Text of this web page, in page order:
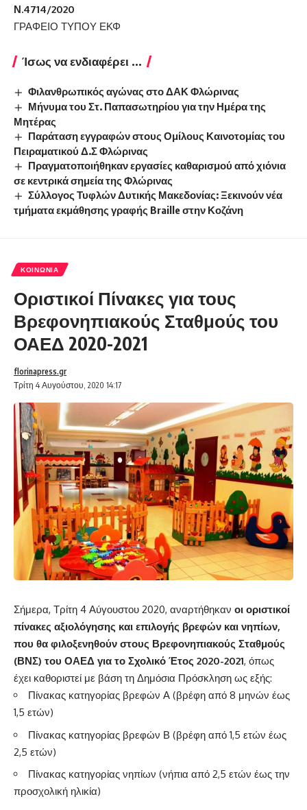
Ν.4714/2020
ΓΡΑΦΕΙΟ ΤΥΠΟΥ ΕΚΦ
Ίσως να ενδιαφέρει ...
Φιλανθρωπικός αγώνας στο ΔΑΚ Φλώρινας
Μήνυμα του Στ. Παπασωτηρίου για την Ημέρα της
Μητέρας
Παράταση εγγραφών στους Ομίλους Καινοτομίας του
Πειραματικού Δ.Σ Φλώρινας
Πραγματοποιήθηκαν εργασίες καθαρισμού από χιόνια
σε κεντρικά σημεία της Φλώρινας
Σύλλογος Τυφλών Δυτικής Μακεδονίας: Ξεκινούν νέα
τμήματα εκμάθησης γραφής Braille στην Κοζάνη
ΚΟΙΝΩΝΊΑ
Οριστικοί Πίνακες για τους
Βρεφονηπιακούς Σταθμούς του
ΟΑΕΔ 2020-2021
Τρίτη 4 Αυγούστου, 2020 14:17
florinapress.gr
Σήμερα, Τρίτη 4 Αύγουστου 2020, αναρτήθηκαν οι οριστικοί
πίνακες αξιολόγησης και επιλογής βρεφών και νηπίων,
που θα φιλοξενηθούν στους Βρεφονηπιακούς Σταθμούς
(ΒΝΣ) του ΟΑΕΔ για το Σχολικό Έτος 2020-2021, όπως
έχει καθοριστεί με βάση τη Δημόσια Πρόσκληση ως εξής:
Πίνακας κατηγορίας βρεφών Α (βρέφη από 8 μηνών έως
1,5 ετών)
Πίνακας κατηγορίας βρεφών Β (βρέφη από 1,5 ετών έως
2,5 ετών)
Πίνακας κατηγορίας νηπίων (νήπια από 2,5 ετών έως την
προσχολική ηλικία)